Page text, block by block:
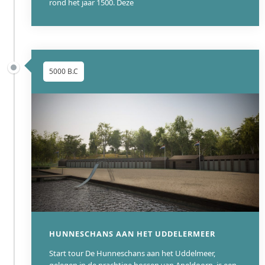
originele vorm, biedt inzicht in 18e-eeuwse botanische
Leidse regio.
rond het jaar 1500. Deze
5000 B.C
HUNNESCHANS AAN HET UDDELERMEER
Start tour De Hunneschans aan het Uddelmeer,